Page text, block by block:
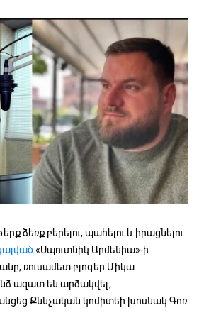
ձեռք բերելու, պահելու և իրացնելու
«Սպուտնիկ Արմենիա»-ի
ռուսամետ բլոգեր Միկա
ազատ են արձակվել,
Քննչական կոմիտեի խոսնակ Գոռ